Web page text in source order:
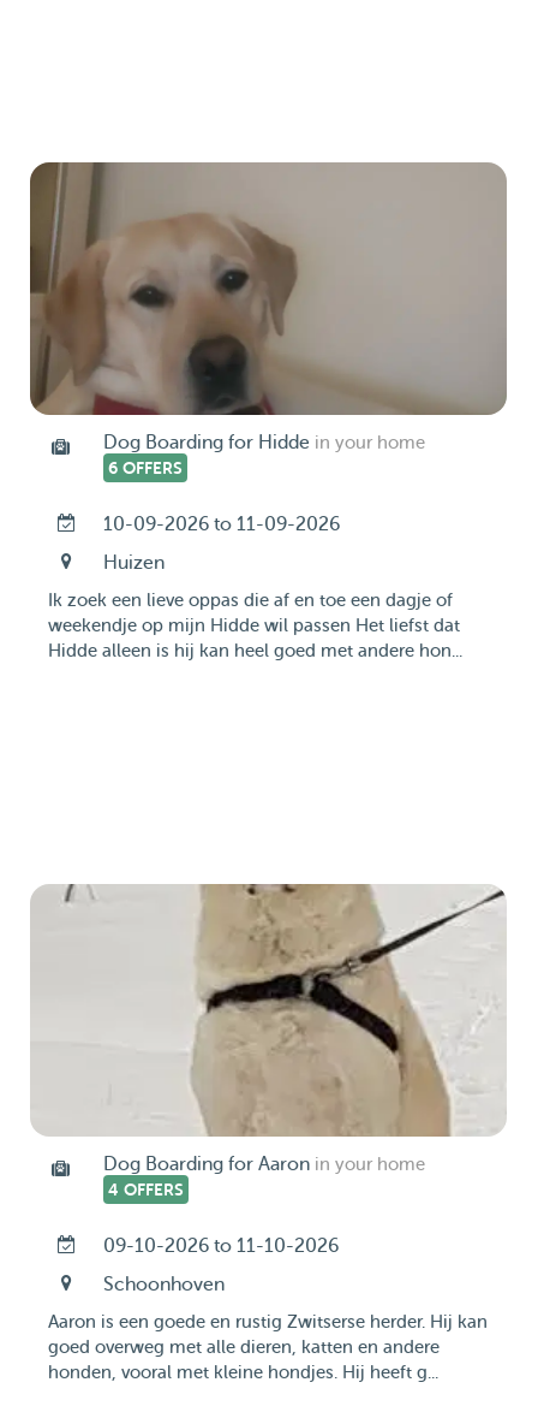
Dog Boarding for Hidde in your home
6 OFFERS
10-09-2026 to 11-09-2026
Huizen
Ik zoek een lieve oppas die af en toe een dagje of
weekendje op mijn Hidde wil passen Het liefst dat
Hidde alleen is hij kan heel goed met andere hon...
Dog Boarding for Aaron in your home
4 OFFERS
09-10-2026 to 11-10-2026
Schoonhoven
Aaron is een goede en rustig Zwitserse herder. Hij kan
goed overweg met alle dieren, katten en andere
honden, vooral met kleine hondjes. Hij heeft g...